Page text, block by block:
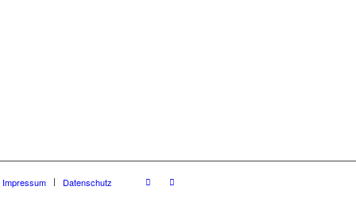
Impressum Datenschutz